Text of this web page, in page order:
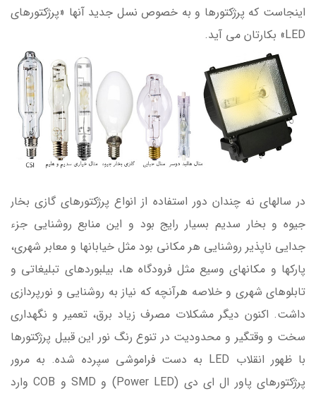
اینجاست که پرژکتورها و به خصوص نسل جدید آنها «پرژکتورهای
LED» بکارتان می آید.
در سالهای نه چندان دور استفاده از انواع پرژکتورهای گازی بخار
جیوه و بخار سدیم بسیار رایج بود و این منابع روشنایی جزء
جدایی ناپذیر روشنایی هر مکانی بود مثل خیابانها و معابر شهری،
پارکها و مکانهای وسیع مثل فرودگاه ها، بیلبوردهای تبلیغاتی و
تابلوهای شهری و خلاصه هرآنچه که نیاز به روشنایی و نورپردازی
داشت. اکنون دیگر مشکلات مصرف زیاد برق، تعمیر و نگهداری
سخت و وقتگیر و محدودیت در تنوع رنگ نور این قبیل پرژکتورها
با ظهور انقلاب LED به دست فراموشی سپرده شده. به مرور
پرژکتورهای پاور ال ای دی (Power LED) و SMD و COB وارد